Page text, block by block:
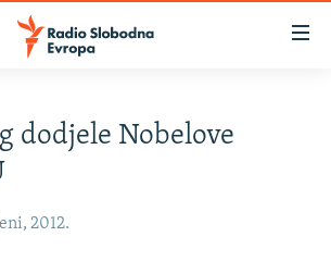
dodjele Nobelove
2012.